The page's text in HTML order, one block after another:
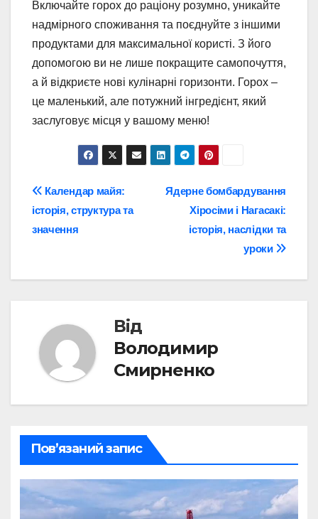
Включайте горох до раціону розумно, уникайте
надмірного споживання та поєднуйте з іншими
продуктами для максимальної користі. З його
допомогою ви не лише покращите самопочуття,
а й відкриєте нові кулінарні горизонти. Горох –
це маленький, але потужний інгредієнт, який
заслуговує місця у вашому меню!
Навігація
записів
Ядерне бомбардування
Хіросіми і Нагасакі:
історія, наслідки та
уроки
Календар майя:
історія, структура та
значення
Від
Володимир
Смирненко
Пов’язаний запис